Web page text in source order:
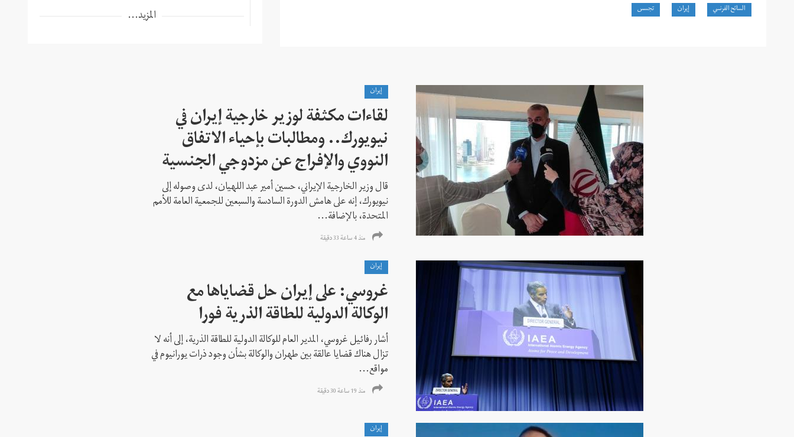
السائح الفرنسي إيران تجسس
المزيد...
إيران
لقاءات مكثفة لوزير خارجية إيران في
نيويورك.. ومطالبات بإحياء الاتفاق
النووي والإفراج عن مزدوجي الجنسية
قال وزير الخارجية الإيراني، حسين أمير عبد اللهيان، لدى وصوله إلى
نيويورك، إنه على هامش الدورة السادسة والسبعين للجمعية العامة للأمم
المتحدة، بالإضافة...
منذ 4 ساعة 33 دقیقة
إيران
غروسي: على إيران حل قضاياها مع
الوكالة الدولية للطاقة الذرية فورا
أشار رفائيل غروسي، المدير العام للوكالة الدولية للطاقة الذرية، إلى أنه لا
تزال هناك قضايا عالقة بين طهران والوكالة بشأن وجود ذرات يورانيوم في
مواقع...
منذ 19 ساعة 30 دقیقة
إيران